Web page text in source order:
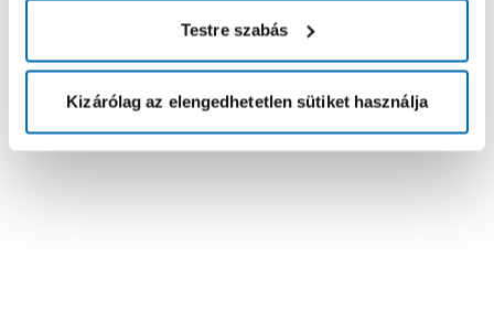
Testre szabás
Kizárólag az elengedhetetlen sütiket használja